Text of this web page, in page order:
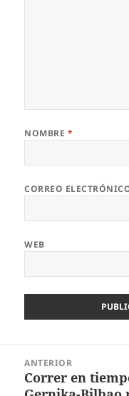
NOMBRE *
CORREO
WEB
entradas
ANTERIOR
Entrada
Correr en